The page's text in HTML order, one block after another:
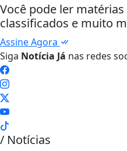
Você pode ler
classificados e muito
Assine Agora
Siga Notícia Já nas redes
/ Notícias